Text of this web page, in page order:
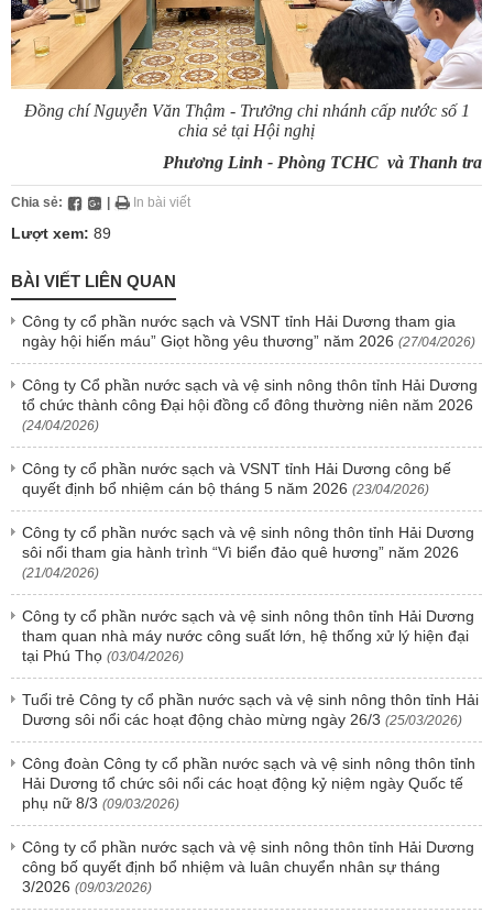
Đồng chí Nguyễn Văn Thậm - Trưởng chi nhánh cấp nước số 1
chia sẻ tại Hội nghị
Phương Linh - Phòng TCHC và Thanh tra
Chia sẻ: | In bài viết
Lượt xem: 89
BÀI VIẾT LIÊN QUAN
Công ty cổ phần nước sạch và VSNT tỉnh Hải Dương tham gia
ngày hội hiến máu” Giọt hồng yêu thương” năm 2026 (27/04/2026)
Công ty Cổ phần nước sạch và vệ sinh nông thôn tỉnh Hải Dương
tổ chức thành công Đại hội đồng cổ đông thường niên năm 2026
(24/04/2026)
Công ty cổ phần nước sạch và VSNT tỉnh Hải Dương công bế
quyết định bổ nhiệm cán bộ tháng 5 năm 2026 (23/04/2026)
Công ty cổ phần nước sạch và vệ sinh nông thôn tỉnh Hải Dương
sôi nổi tham gia hành trình “Vì biển đảo quê hương” năm 2026
(21/04/2026)
Công ty cổ phần nước sạch và vệ sinh nông thôn tỉnh Hải Dương
tham quan nhà máy nước công suất lớn, hệ thống xử lý hiện đại
tại Phú Thọ (03/04/2026)
Tuổi trẻ Công ty cổ phần nước sạch và vệ sinh nông thôn tỉnh Hải
Dương sôi nổi các hoạt động chào mừng ngày 26/3 (25/03/2026)
Công đoàn Công ty cổ phần nước sạch và vệ sinh nông thôn tỉnh
Hải Dương tổ chức sôi nổi các hoạt động kỷ niệm ngày Quốc tế
phụ nữ 8/3 (09/03/2026)
Công ty cổ phần nước sạch và vệ sinh nông thôn tỉnh Hải Dương
công bố quyết định bổ nhiệm và luân chuyển nhân sự tháng
3/2026 (09/03/2026)